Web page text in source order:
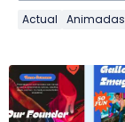
Actual Animadas